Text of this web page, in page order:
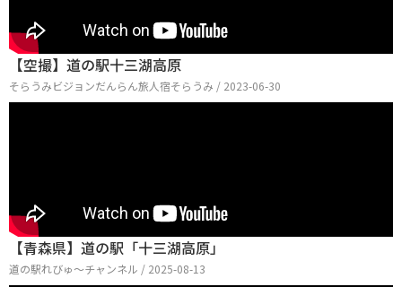
【空撮】道の駅十三湖高原
そらうみビジョンだんらん旅人宿そらうみ / 2023-06-30
【青森県】道の駅「十三湖高原」
道の駅れびゅ〜チャンネル / 2025-08-13